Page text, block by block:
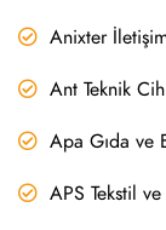
Anixter
Ant Teknik
Apa Gıda ve
APS Tekstil